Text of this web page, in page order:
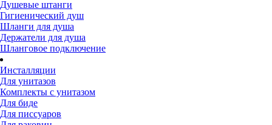
Душевые штанги
Гигиенический душ
Шланги для душа
Держатели для душа
Шланговое подключение
Инсталляции
Для унитазов
Комплекты с унитазом
Для биде
Для писсуаров